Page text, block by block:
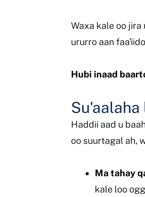
Waxa kale oo jira
ururro aan
Hubi inaad
Haddii aad u
oo suurtagal ah,
Ma tahay
kale loo